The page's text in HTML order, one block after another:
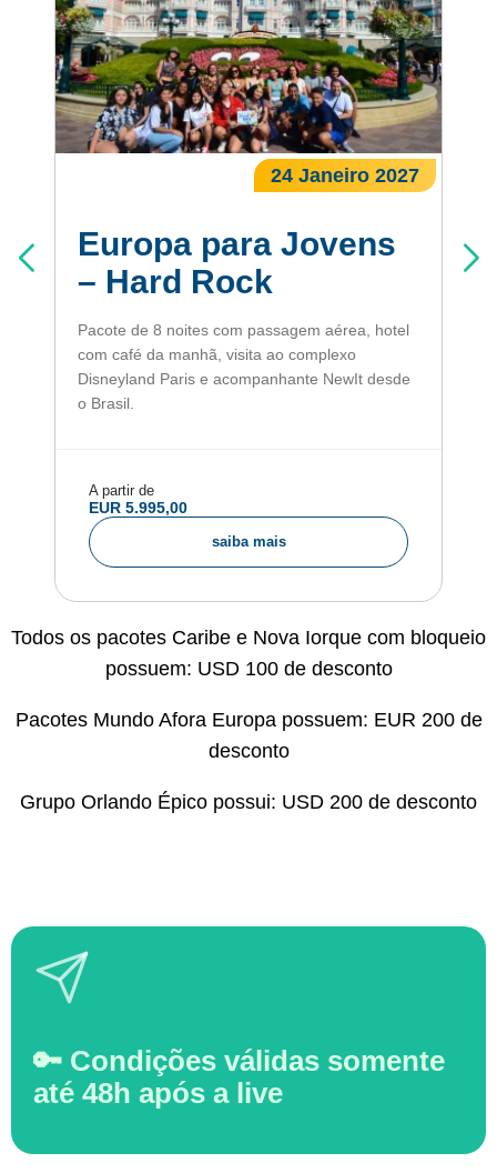
24 Janeiro 2027
Europa para Jovens
– Hard Rock
Pacote de 8 noites com passagem aérea, hotel
com café da manhã, visita ao complexo
Disneyland Paris e acompanhante NewIt desde
o Brasil.
A partir de
EUR 5.995,00
saiba mais
Todos os pacotes Caribe e Nova Iorque com bloqueio
possuem: USD 100 de desconto
Pacotes Mundo Afora Europa possuem: EUR 200 de
desconto
Grupo Orlando Épico possui: USD 200 de desconto
🔑 Condições válidas somente
até 48h após a live